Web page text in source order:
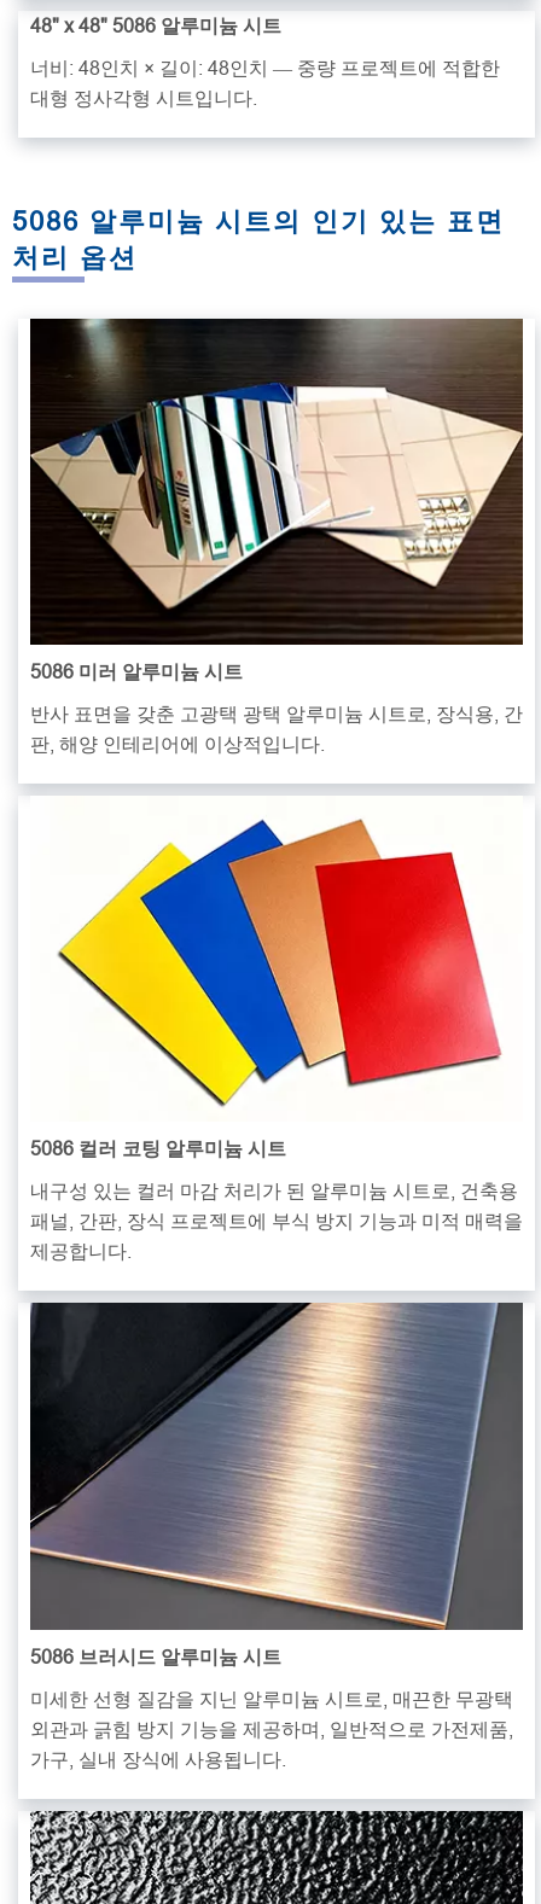
48" x 48" 5086 알루미늄 시트
너비: 48인치 × 길이: 48인치 — 중량 프로젝트에 적합한
대형 정사각형 시트입니다.
5086 알루미늄 시트의 인기 있는 표면
처리 옵션
5086 미러 알루미늄 시트
반사 표면을 갖춘 고광택 광택 알루미늄 시트로, 장식용, 간
판, 해양 인테리어에 이상적입니다.
5086 컬러 코팅 알루미늄 시트
내구성 있는 컬러 마감 처리가 된 알루미늄 시트로, 건축용
패널, 간판, 장식 프로젝트에 부식 방지 기능과 미적 매력을
제공합니다.
5086 브러시드 알루미늄 시트
미세한 선형 질감을 지닌 알루미늄 시트로, 매끈한 무광택
외관과 긁힘 방지 기능을 제공하며, 일반적으로 가전제품,
가구, 실내 장식에 사용됩니다.